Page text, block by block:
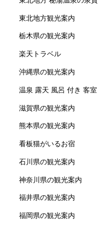
東北地方観光案内
栃木県の観光案内
楽天トラベル
沖縄県の観光案内
温泉 露天 風呂 付き 客
滋賀県の観光案内
熊本県の観光案内
看板猫がいるお宿
石川県の観光案内
神奈川県の観光案内
福井県の観光案内
福岡県の観光案内